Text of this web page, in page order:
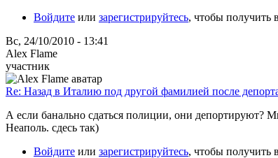
Войдите или зарегистрируйтесь, чтобы получить
Вс, 24/10/2010 - 13:41
Alex Flame
участник
Re: Назад в Италию под другой фамилией после
А если банально сдаться полиции, они депортируют?
Неаполь. сдесь так)
Войдите или зарегистрируйтесь, чтобы получить